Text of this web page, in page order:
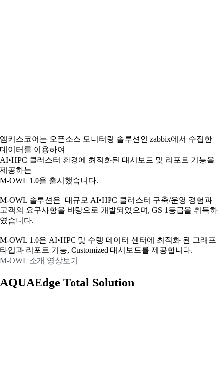
엠키스코어는 오픈소스 모니터링 솔루션인 zabbix에서 수집한
데이터를 이용하여
AI•HPC 클러스터 환경에 최적화된 대시보드 및 리포트 기능을
제공하는
M-OWL 1.0을 출시했습니다.
M-OWL 솔루션은 대규모 AI•HPC 클러스터 구축/운영 경험과
고객의 요구사항을 바탕으로 개발되었으며, GS 1등급을 취득하
였습니다.
M-OWL 1.0은 AI•HPC 및 수랭 데이터 센터에 최적화 된 그래프
타입과 리포트 기능, Customized 대시보드를 제공합니다.
M-OWL 소개 영상보기
AQUAEdge Total Solution